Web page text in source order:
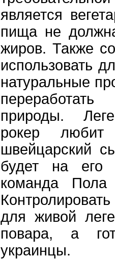
является
пища не
жиров. Также
использовать
натуральные
природы.
рокер
швейцарский
будет на его
команда Пола
для живой
повара, а
украинцы.